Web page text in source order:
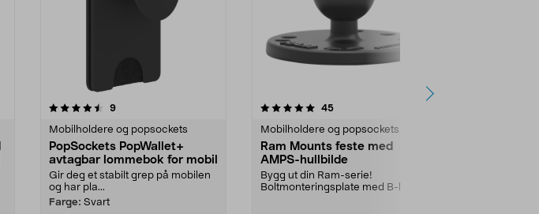
9anmeldelser
Mobilholdere og popsockets
PopSockets PopWallet+
avtagbar lommebok for mobil
Gir deg et stabilt grep på mobilen
og har pla...
Farge: Svart
5.0 av 5 stjerner 45anmeldelser
Mobilholdere og popsockets
Ram Mounts feste med
AMPS-hullbilde
Bygg ut din Ram-serie!
Boltmonteringsplate med B-kule.
4.5 av 5 stjerner